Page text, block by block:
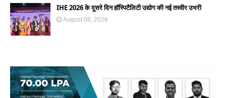
IHE 2026 के दूसरे दिन हॉस्पिटैलिटी उद्योग की नई तस्वीर उभरी
August 06, 2026